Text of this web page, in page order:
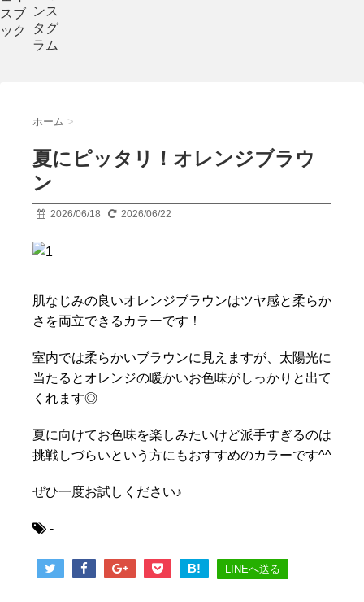
ホーム >
夏にピッタリ！オレンジブラウ
ン
2026/06/18 2026/06/22
肌なじみの良いオレンジブラウンはツヤ感と柔らか
さを両立できるカラーです！
室内では柔らかいブラウンに見えますが、太陽光に
当たるとオレンジの暖かいお色味がしっかりと出て
くれます◎
夏に向けてお色味を楽しみたいけど派手すぎるのは
挑戦しづらいという方にもおすすめのカラーです^^
ぜひ一度お試しください♪
-
B! LINEへ送る